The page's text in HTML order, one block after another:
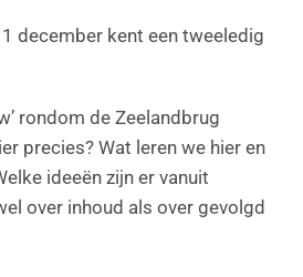
december kent een tweeledig
rondom de Zeelandbrug
precies? Wat leren we hier en
ideeën zijn er vanuit
over inhoud als over gevolgd